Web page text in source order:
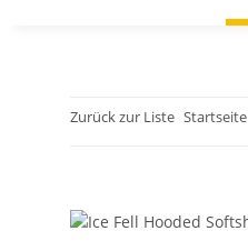
Zurück zur Liste Startseite